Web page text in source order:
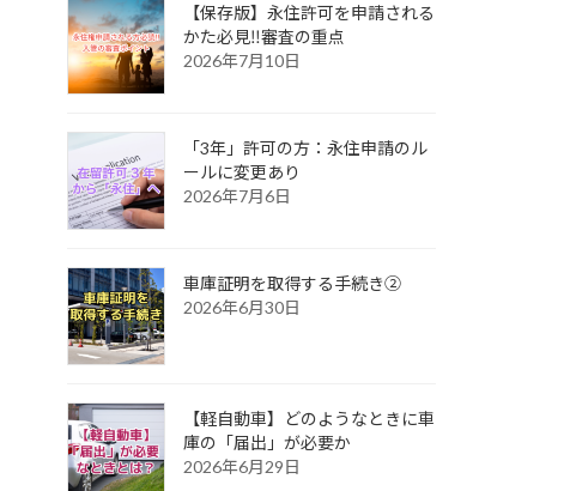
【保存版】永住許可を申請される
かた必見‼審査の重点
2026年7月10日
「3年」許可の方：永住申請のル
ールに変更あり
2026年7月6日
車庫証明を取得する手続き②
2026年6月30日
【軽自動車】どのようなときに車
庫の「届出」が必要か
2026年6月29日